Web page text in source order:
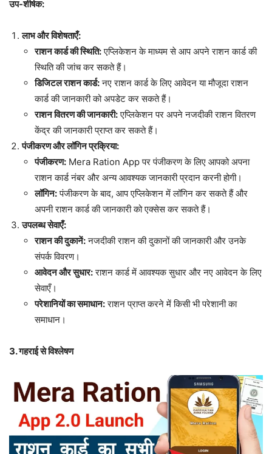
उप-शीर्षक:
लाभ और विशेषताएँ:
राशन कार्ड की स्थिति:एप्लिकेशन के माध्यम से आप अपने राशन कार्ड की
स्थिति की जांच कर सकते हैं।
डिजिटल राशन कार्ड:नए राशन कार्ड के लिए आवेदन या मौजूदा राशन
कार्ड की जानकारी को अपडेट कर सकते हैं।
राशन वितरण की जानकारी:एप्लिकेशन पर अपने नजदीकी राशन वितरण
केंद्र की जानकारी प्राप्त कर सकते हैं।
पंजीकरण और लॉगिन प्रक्रिया:
पंजीकरण: Mera Ration App पर पंजीकरण के लिए आपको अपना
राशन कार्ड नंबर और अन्य आवश्यक जानकारी प्रदान करनी होगी।
लॉगिन:पंजीकरण के बाद, आप एप्लिकेशन में लॉगिन कर सकते हैं और
अपनी राशन कार्ड की जानकारी को एक्सेस कर सकते हैं।
उपलब्ध सेवाएँ:
राशन की दुकानें:नजदीकी राशन की दुकानों की जानकारी और उनके
संपर्क विवरण।
आवेदन और सुधार:राशन कार्ड में आवश्यक सुधार और नए आवेदन के लिए
सेवाएँ।
परेशानियों का समाधान:राशन प्राप्त करने में किसी भी परेशानी का
समाधान।
3. गहराई से विश्लेषण